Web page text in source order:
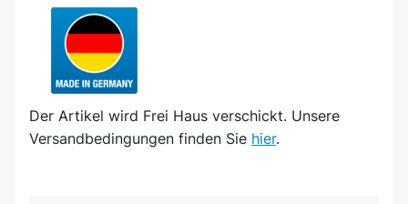
Der Artikel wird Frei Haus verschickt. Unsere
Versandbedingungen finden Sie hier.